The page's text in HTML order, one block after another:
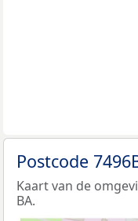
Postcode
Kaart van de
BA.